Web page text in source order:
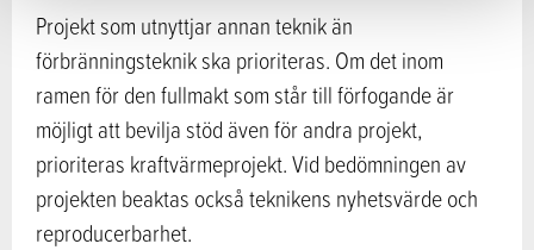
Projekt som utnyttjar annan teknik än
förbränningsteknik ska prioriteras. Om det inom
ramen för den fullmakt som står till förfogande är
möjligt att bevilja stöd även för andra projekt,
prioriteras kraftvärmeprojekt. Vid bedömningen av
projekten beaktas också teknikens nyhetsvärde och
reproducerbarhet.